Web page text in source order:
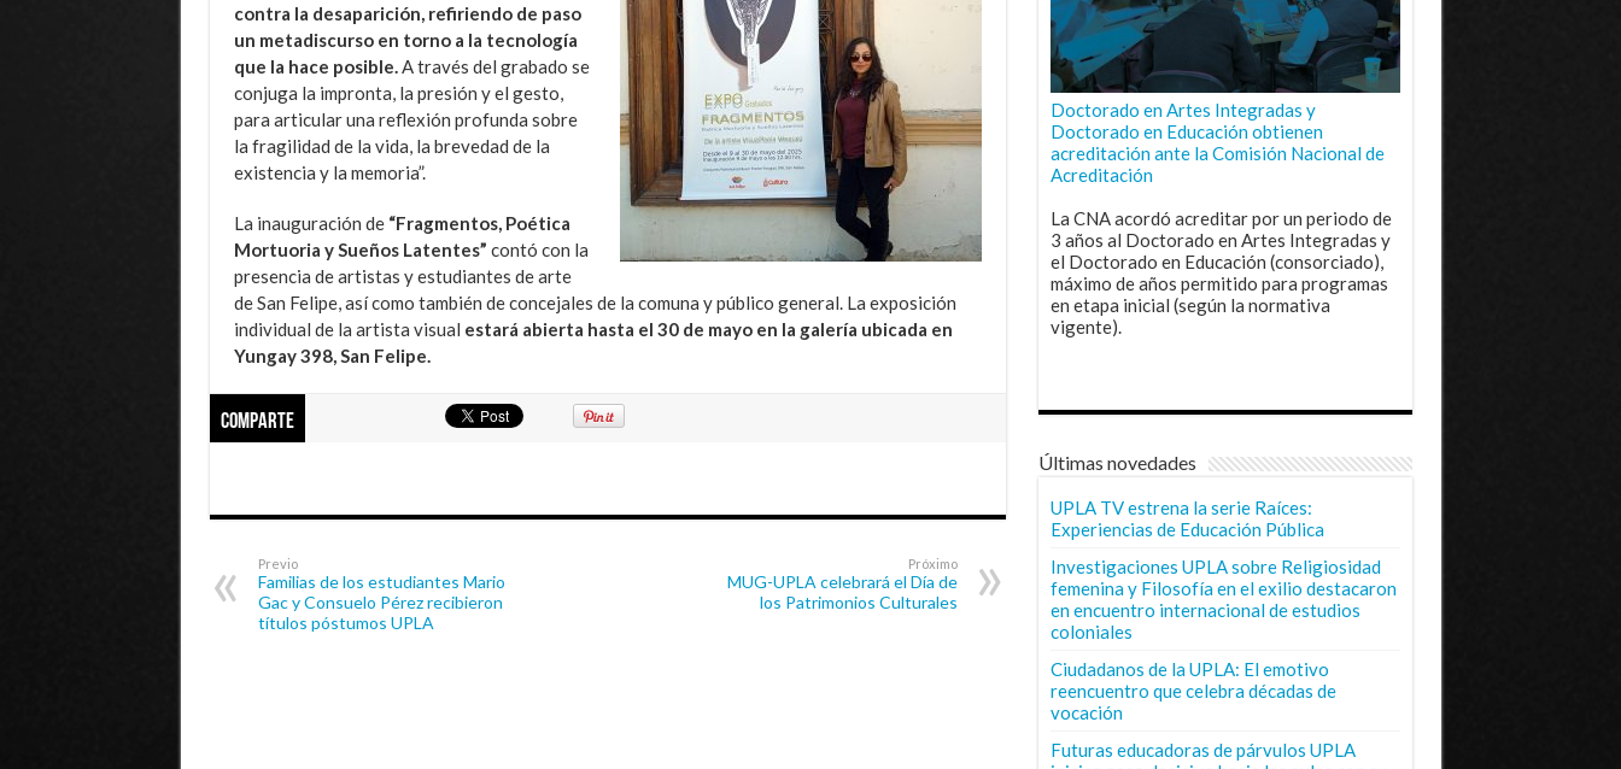
contra la desaparición, refiriendo de paso
un metadiscurso en torno a la tecnología
que la hace posible. A través del grabado se
conjuga la impronta, la presión y el gesto,
para articular una reflexión profunda sobre
la fragilidad de la vida, la brevedad de la
existencia y la memoria”.
La inauguración de “Fragmentos, Poética
Mortuoria y Sueños Latentes” contó con la
presencia de artistas y estudiantes de arte
de San Felipe, así como también de concejales de la comuna y público general. La exposición
individual de la artista visual estará abierta hasta el 30 de mayo en la galería ubicada en
Yungay 398, San Felipe.
Comparte
Previo
Familias de los estudiantes Mario
Gac y Consuelo Pérez recibieron
títulos póstumos UPLA
Próximo
MUG-UPLA celebrará el Día de
los Patrimonios Culturales
Doctorado en Artes Integradas y
Doctorado en Educación obtienen
acreditación ante la Comisión Nacional de
Acreditación
La CNA acordó acreditar por un periodo de
3 años al Doctorado en Artes Integradas y
el Doctorado en Educación (consorciado),
máximo de años permitido para programas
en etapa inicial (según la normativa
vigente).
Últimas novedades
UPLA TV estrena la serie Raíces:
Experiencias de Educación Pública
Investigaciones UPLA sobre Religiosidad
femenina y Filosofía en el exilio destacaron
en encuentro internacional de estudios
coloniales
Ciudadanos de la UPLA: El emotivo
reencuentro que celebra décadas de
vocación
Futuras educadoras de párvulos UPLA